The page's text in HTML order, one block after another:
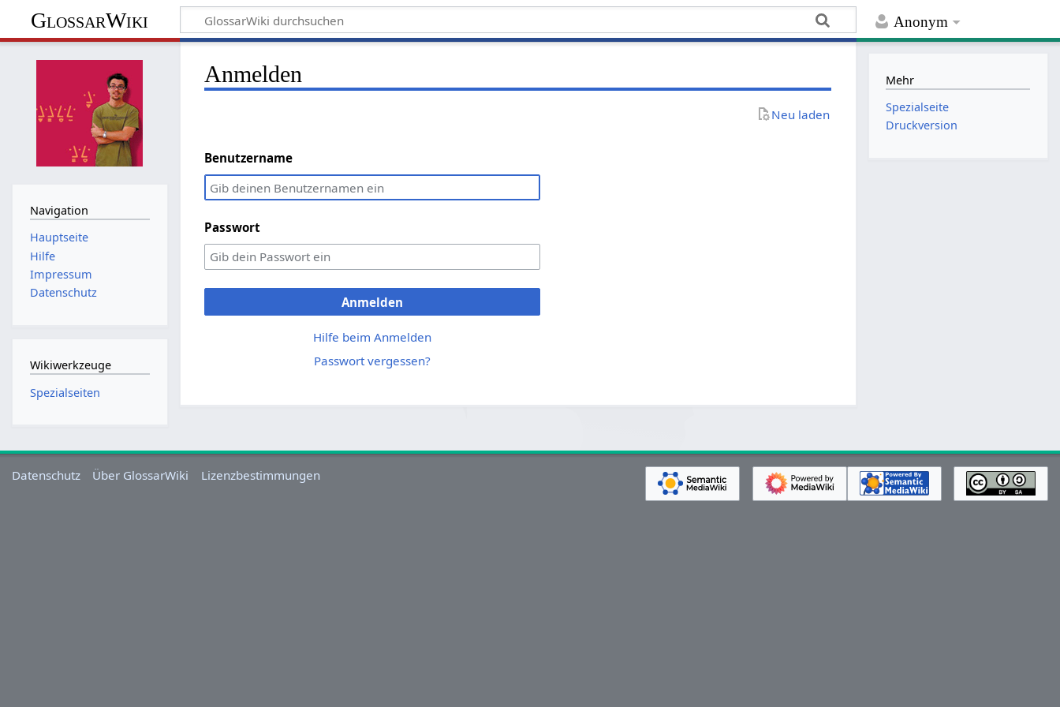
Anonym
GlossarWiki
Anmelden
Neu laden
Benutzername
Passwort
Anmelden
Hilfe beim Anmelden
Passwort vergessen?
Navigation
Hauptseite
Hilfe
Impressum
Datenschutz
Wikiwerkzeuge
Spezialseiten
Mehr
Spezialseite
Druckversion
Datenschutz Über GlossarWiki Lizenzbestimmungen